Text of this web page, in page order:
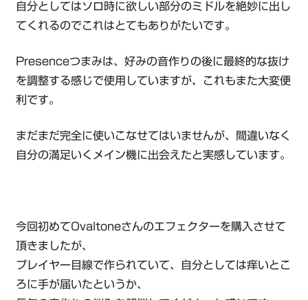
自分としてはソロ時に欲しい部分のミドルを絶妙に出し
てくれるのでこれはとてもありがたいです。
Presenceつまみは、好みの音作りの後に最終的な抜け
を調整する感じで使用していますが、これもまた大変便
利です。
まだまだ完全に使いこなせてはいませんが、間違いなく
自分の満足いくメイン機に出会えたと実感しています。
今回初めてOvaltoneさんのエフェクターを購入させて
頂きましたが、
プレイヤー目線で作られていて、自分としては痒いとこ
ろに手が届いたというか、